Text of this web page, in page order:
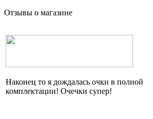
Отзывы о магазине
Наконец то я дождалась очки в полной
комплектации! Очечки супер!